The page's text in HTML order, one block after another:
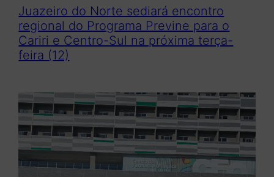
Juazeiro do Norte sediará encontro
regional do Programa Previne para o
Cariri e Centro-Sul na próxima terça-
feira (12)